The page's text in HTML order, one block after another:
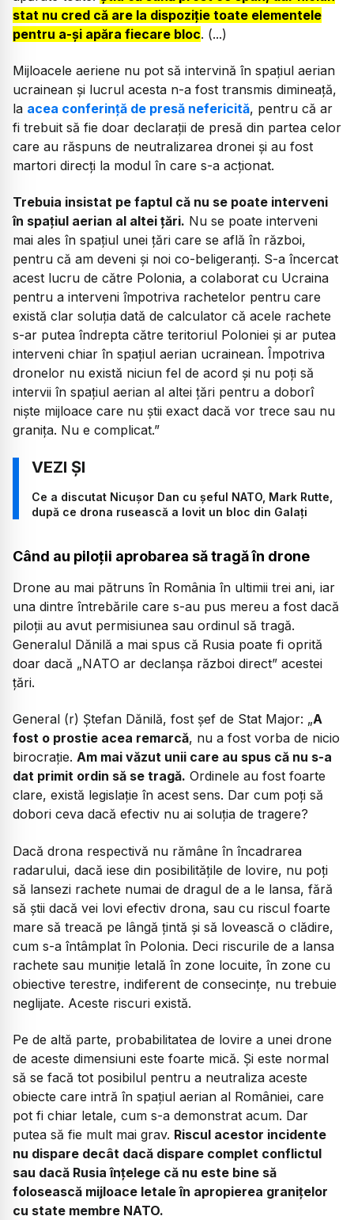
stat nu cred că are la dispoziție toate elementele
pentru a-și apăra fiecare bloc. (...)
Mijloacele aeriene nu pot să intervină în spațiul aerian
ucrainean și lucrul acesta n-a fost transmis dimineață,
la acea conferință de presă nefericită, pentru că ar
fi trebuit să fie doar declarații de presă din partea celor
care au răspuns de neutralizarea dronei și au fost
martori direcți la modul în care s-a acționat.
Trebuia insistat pe faptul că nu se poate interveni
în spațiul aerian al altei țări. Nu se poate interveni
mai ales în spațiul unei țări care se află în război,
pentru că am deveni și noi co-beligeranți. S-a încercat
acest lucru de către Polonia, a colaborat cu Ucraina
pentru a interveni împotriva rachetelor pentru care
există clar soluția dată de calculator că acele rachete
s-ar putea îndrepta către teritoriul Poloniei și ar putea
interveni chiar în spațiul aerian ucrainean. Împotriva
dronelor nu există niciun fel de acord și nu poți să
intervii în spațiul aerian al altei țări pentru a doborî
niște mijloace care nu știi exact dacă vor trece sau nu
granița. Nu e complicat.”
Ce a discutat Nicușor Dan cu șeful NATO, Mark Rutte,
după ce drona rusească a lovit un bloc din Galați
Când au piloții aprobarea să tragă în drone
Drone au mai pătruns în România în ultimii trei ani, iar
una dintre întrebările care s-au pus mereu a fost dacă
piloții au avut permisiunea sau ordinul să tragă.
Generalul Dănilă a mai spus că Rusia poate fi oprită
doar dacă „NATO ar declanșa război direct” acestei
țări.
General (r) Ștefan Dănilă, fost șef de Stat Major: „A
fost o prostie acea remarcă, nu a fost vorba de nicio
birocrație. Am mai văzut unii care au spus că nu s-a
dat primit ordin să se tragă. Ordinele au fost foarte
clare, există legislație în acest sens. Dar cum poți să
dobori ceva dacă efectiv nu ai soluția de tragere?
Dacă drona respectivă nu rămâne în încadrarea
radarului, dacă iese din posibilitățile de lovire, nu poți
să lansezi rachete numai de dragul de a le lansa, fără
să știi dacă vei lovi efectiv drona, sau cu riscul foarte
mare să treacă pe lângă țintă și să lovească o clădire,
cum s-a întâmplat în Polonia. Deci riscurile de a lansa
rachete sau muniție letală în zone locuite, în zone cu
obiective terestre, indiferent de consecințe, nu trebuie
neglijate. Aceste riscuri există.
Pe de altă parte, probabilitatea de lovire a unei drone
de aceste dimensiuni este foarte mică. Și este normal
să se facă tot posibilul pentru a neutraliza aceste
obiecte care intră în spațiul aerian al României, care
pot fi chiar letale, cum s-a demonstrat acum. Dar
putea să fie mult mai grav. Riscul acestor incidente
nu dispare decât dacă dispare complet conflictul
sau dacă Rusia înțelege că nu este bine să
folosească mijloace letale în apropierea granițelor
cu state membre NATO.